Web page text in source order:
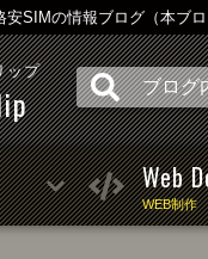
SIMの情報ブログ（本ブ
ップ
Web
WEB制作